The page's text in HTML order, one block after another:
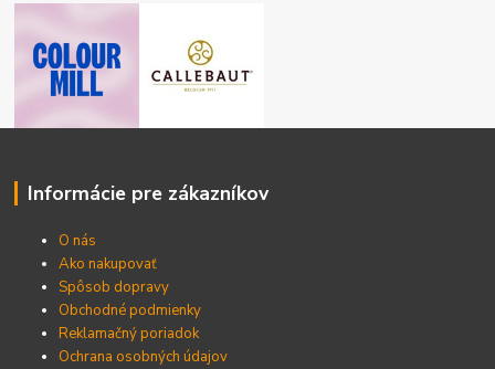
Informácie pre zákazníkov
O nás
Ako nakupovať
Spôsob dopravy
Obchodné podmienky
Reklamačný poriadok
Ochrana osobných údajov